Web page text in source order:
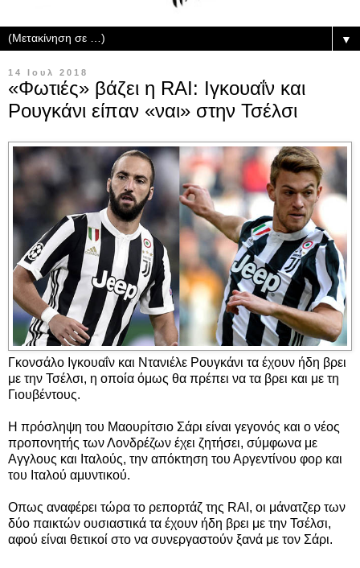
▼
14 Ιουλ 2018
«Φωτιές» βάζει η RAI: Ιγκουαΐν και
Ρουγκάνι είπαν «ναι» στην Τσέλσι
Γκονσάλο Ιγκουαΐν και Ντανιέλε Ρουγκάνι τα έχουν ήδη βρει
με την Τσέλσι, η οποία όμως θα πρέπει να τα βρει και με τη
Γιουβέντους.
Η πρόσληψη του Μαουρίτσιο Σάρι είναι γεγονός και ο νέος
προπονητής των Λονδρέζων έχει ζητήσει, σύμφωνα με
Αγγλους και Ιταλούς, την απόκτηση του Αργεντίνου φορ και
του Ιταλού αμυντικού.
Οπως αναφέρει τώρα το ρεπορτάζ της RAI, οι μάνατζερ των
δύο παικτών ουσιαστικά τα έχουν ήδη βρει με την Τσέλσι,
αφού είναι θετικοί στο να συνεργαστούν ξανά με τον Σάρι.